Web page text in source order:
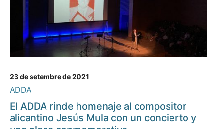
23 de setembre de 2021
ADDA
El ADDA rinde homenaje al compositor
alicantino Jesús Mula con un concierto y